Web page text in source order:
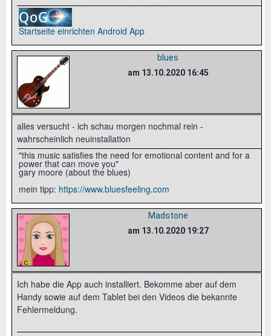
Startseite einrichten Android App
blues
am 13.10.2020 16:45
alles versucht - ich schau morgen nochmal rein -
wahrscheinlich neuinstallation
"this music satisfies the need for emotional content and for a
power that can move you"
gary moore (about the blues)
mein tipp: https://www.bluesfeeling.com
Madstone
am 13.10.2020 19:27
Ich habe die App auch installiert. Bekomme aber auf dem
Handy sowie auf dem Tablet bei den Videos die bekannte
Fehlermeldung.